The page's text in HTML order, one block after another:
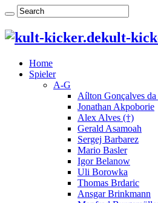
kult-
Home
Spieler
A-G
Aílton Gonçalves da
Jonathan Akpoborie
Alex Alves (†)
Gerald Asamoah
Sergej Barbarez
Mario Basler
Igor Belanow
Uli Borowka
Thomas Brdaric
Ansgar Brinkmann